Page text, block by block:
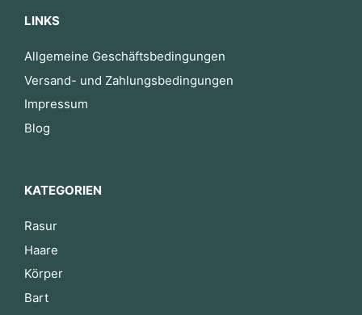
LINKS
Allgemeine Geschäftsbedingungen
Versand- und Zahlungsbedingungen
Impressum
Blog
KATEGORIEN
Rasur
Haare
Körper
Bart